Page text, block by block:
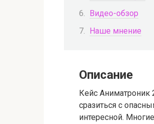
Видео-обзор
Наше мнение
Описание
Кейс
сразиться с
интересной.